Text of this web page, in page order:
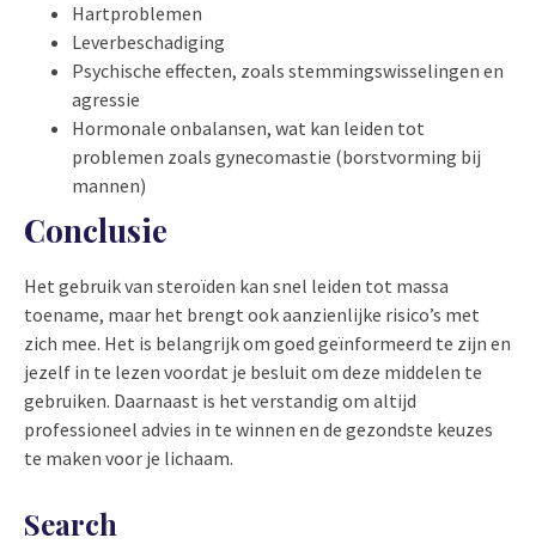
Hartproblemen
Leverbeschadiging
Psychische effecten, zoals stemmingswisselingen en
agressie
Hormonale onbalansen, wat kan leiden tot
problemen zoals gynecomastie (borstvorming bij
mannen)
Conclusie
Het gebruik van steroïden kan snel leiden tot massa
toename, maar het brengt ook aanzienlijke risico’s met
zich mee. Het is belangrijk om goed geïnformeerd te zijn en
jezelf in te lezen voordat je besluit om deze middelen te
gebruiken. Daarnaast is het verstandig om altijd
professioneel advies in te winnen en de gezondste keuzes
te maken voor je lichaam.
Search